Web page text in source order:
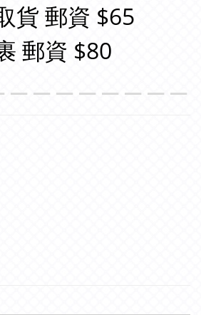
貨 郵資 $65
郵資 $80